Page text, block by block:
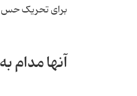
برای تحریک حس
آنها مدام